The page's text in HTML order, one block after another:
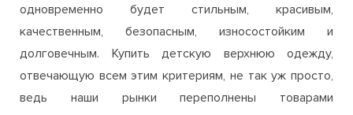
одновременно будет стильным, красивым,
качественным, безопасным, износостойким и
долговечным. Купить детскую верхнюю одежду,
отвечающую всем этим критериям, не так уж просто,
ведь наши рынки переполнены товарами